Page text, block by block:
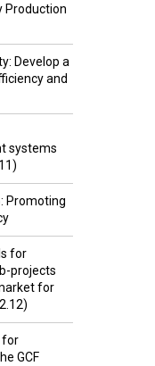
Production
Develop a
and
systems
Promoting
for
projects
for
for
GCF